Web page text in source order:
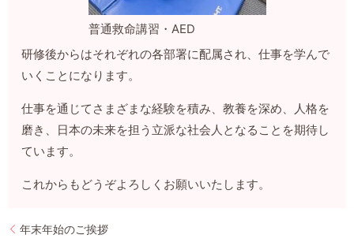
普通救命講習・AED
研修後からはそれぞれの各部署に配属され、仕事を学んで
いくことになります。
仕事を通じてさまざまな経験を積み、教養を深め、人格を
磨き、日本の未来を担う立派な社会人となることを期待し
ています。
これからもどうぞよろしくお願いいたします。
年末年始のご挨拶